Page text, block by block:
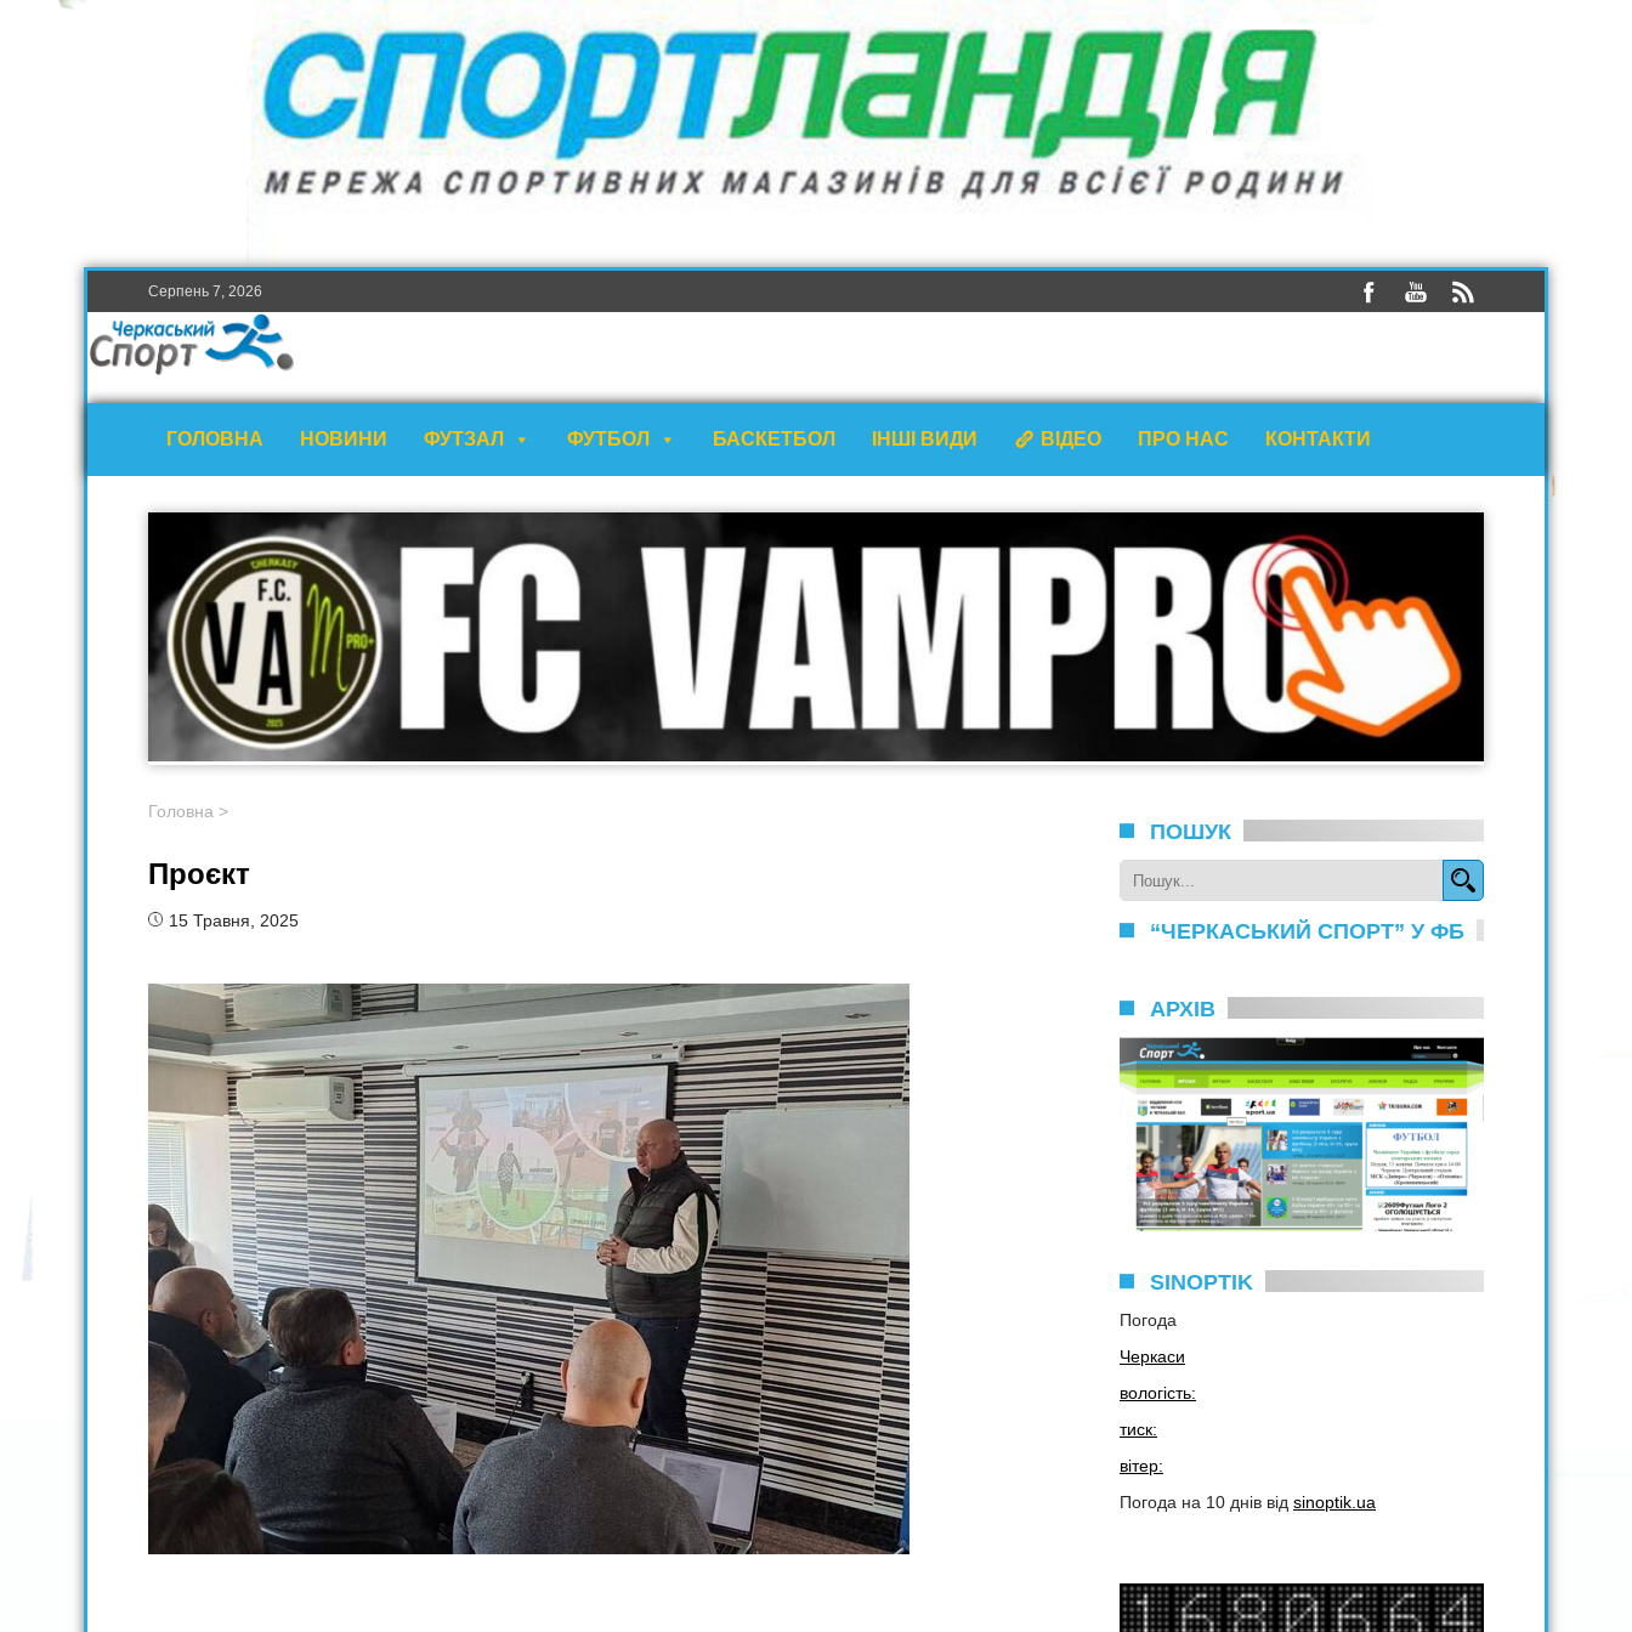
Серпень 7, 2026
ГОЛОВНА НОВИНИ ФУТЗАЛ ФУТБОЛ БАСКЕТБОЛ ІНШІ ВИДИ ВІДЕО ПРО НАС КОНТАКТИ
Головна >
Проєкт
15 Травня, 2025
ПОШУК
“ЧЕРКАСЬКИЙ СПОРТ” У ФБ
АРХІВ
SINOPTIK
Погода
Черкаси
вологість:
тиск:
вітер:
Погода на 10 днів від sinoptik.ua